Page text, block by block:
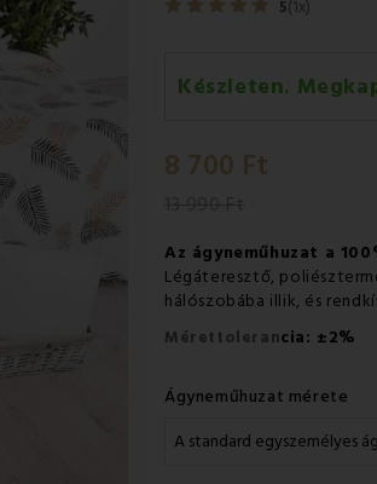
5(1x)
Készleten.
Csütörtök 13.08
8 700 Ft
Az ágyneműhuzat a
Légáteresztő,
hálószobába illik, és
Mérettolerancia: ±2%
Ágyneműhuzat mérete